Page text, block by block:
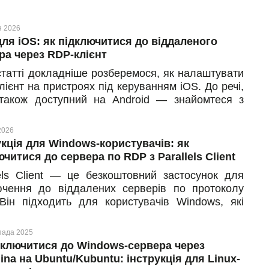
надалі.
2026
iOS: як підключитися до віддаленого
через RDP-клієнт
докладніше розберемося, як налаштувати
на пристроях під керуванням iOS. До речі,
доступний на Android — знайомтеся з
де система блокує створення скриншотів, iOS
знімати екран. Це значно спрощує роботу:
робити власні нотатки з налаштувань без
обмежень.
для Windows-користувачів: як
до сервера по RDP з Parallels Client
Client — це безкоштовний застосунок для
до віддалених серверів по протоколу
підходить для користувачів Windows, які
якої точки світу
2025
до Windows-сервера через
на Ubuntu/Kubuntu: інструкція для Linux-